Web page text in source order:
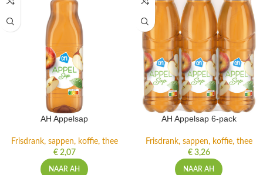
AH Appelsap
Frisdrank, sappen, koffie, thee
€2,07
NAAR AH
AH Appelsap 6-pack
Frisdrank, sappen, koffie, thee
€3,26
NAAR AH